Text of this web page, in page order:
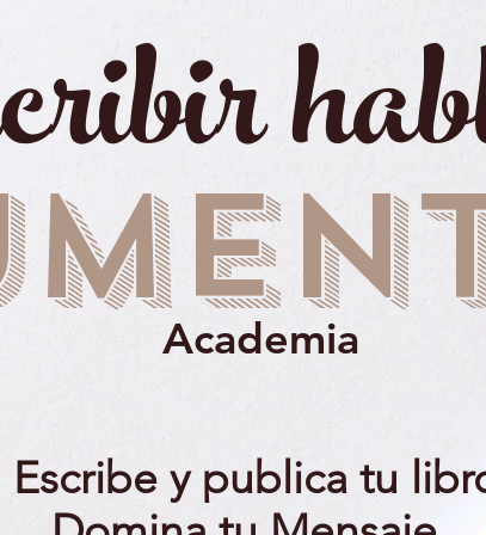
Academia
Escribe y publica tu